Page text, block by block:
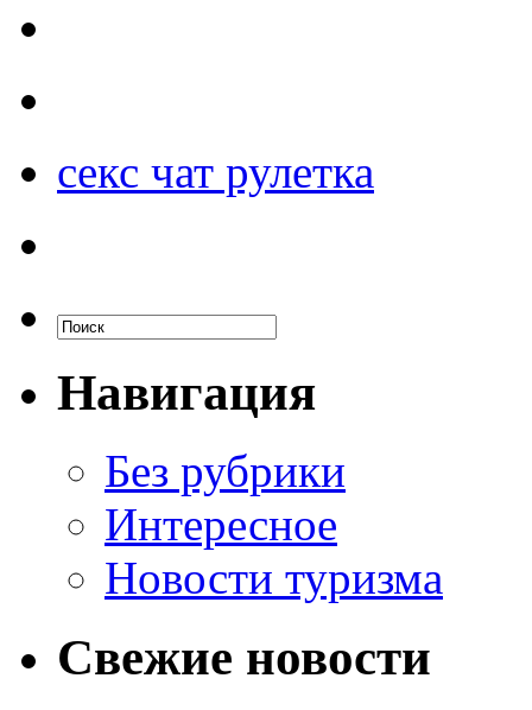
секс чат рулетка
Навигация
Без рубрики
Интересное
Новости туризма
Свежие новости